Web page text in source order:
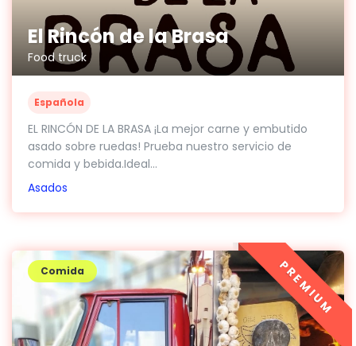
El Rincón de la Brasa
Food truck
Española
EL RINCÓN DE LA BRASA ¡La mejor carne y embutido
asado sobre ruedas! Prueba nuestro servicio de
comida y bebida.Ideal...
Asados
Comida PREMIUM